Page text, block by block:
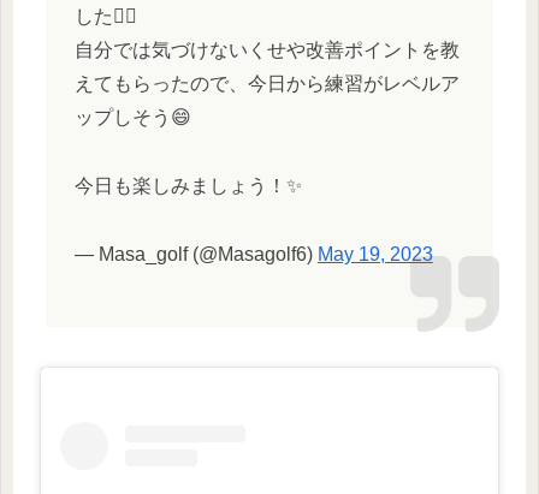
した🏌️‍♂️
自分では気づけないくせや改善ポイントを教
えてもらったので、今日から練習がレベルア
ップしそう😄
今日も楽しみましょう！✨
— Masa_golf (@Masagolf6) May 19, 2023